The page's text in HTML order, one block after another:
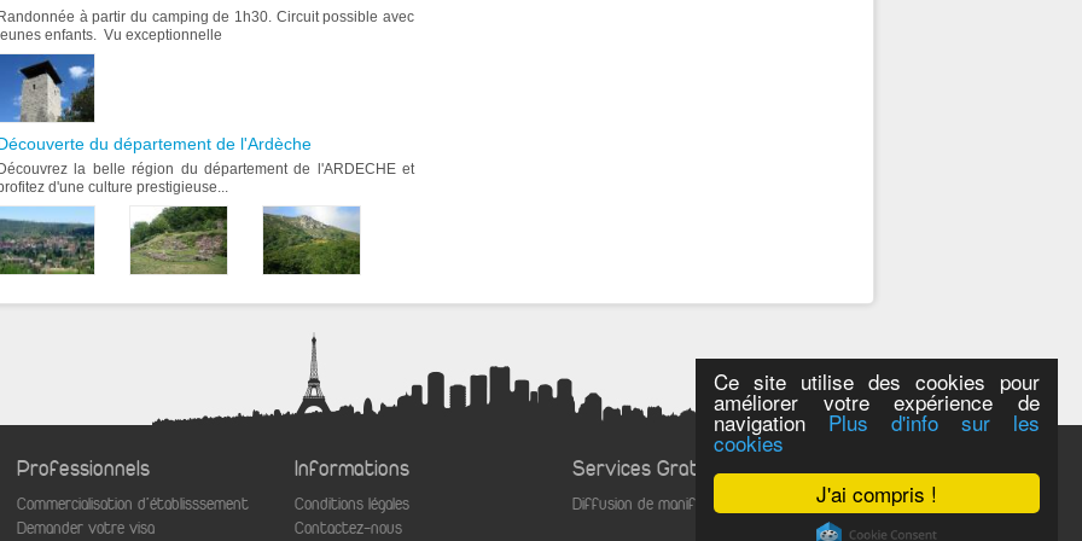
J'ai compris !
Ce site utilise des cookies pour
améliorer votre expérience de
navigation Plus d'info sur les
cookies
Randonnée à partir du camping de 1h30. Circuit possible avec
enfants. Vu exceptionnelle
du département de l'Ardèche
Découvrez la belle région du département de l'ARDECHE et
d'une culture prestigieuse...
Professionnels
Commercialisation d'établisssement
Demander votre visa
Informations
Conditions légales
Contactez-nous
Services Gratuits
Diffusion de manifestations